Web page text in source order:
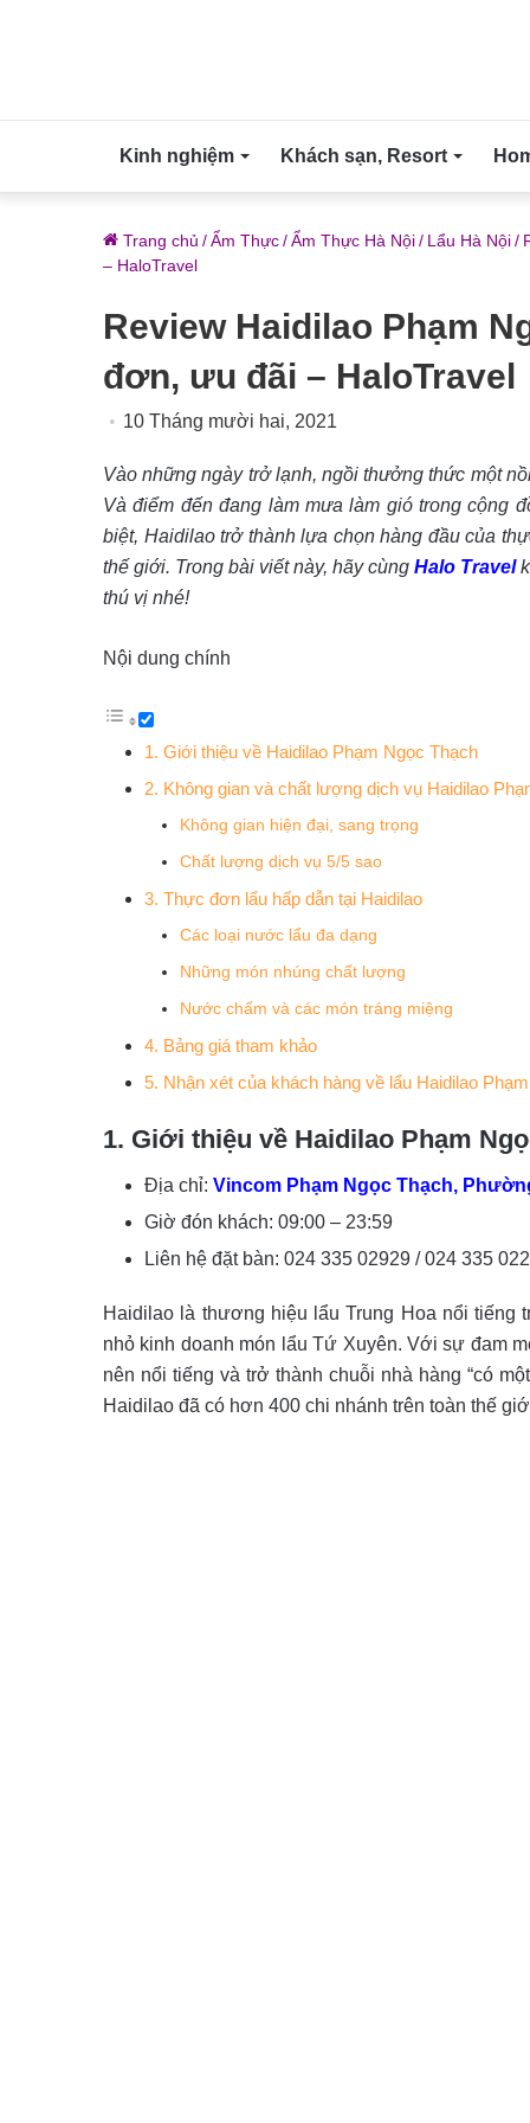
Kinh nghiệm Khách sạn, Resort
Trang chủ /Ẩm Thực/Ẩm Thực Hà Nội/ Lẩu Hà Nội/
– HaloTravel
Review Haidilao Phạm
đơn, ưu đãi – HaloTravel
10 Tháng mười hai, 2021
Vào những ngày trở lạnh, ngồi thưởng thức một
Và điểm đến đang làm mưa làm gió trong cộng
biệt, Haidilao trở thành lựa chọn hàng đầu của
thế giới. Trong bài viết này, hãy cùng Halo Travel
thú vị nhé!
Nội dung chính
1. Giới thiệu về Haidilao Phạm Ngọc Thạch
2. Không gian và chất lượng dịch vụ Haidilao
Không gian hiện đại, sang trọng
Chất lượng dịch vụ 5/5 sao
3. Thực đơn lẩu hấp dẫn tại Haidilao
Các loại nước lẩu đa dạng
Những món nhúng chất lượng
Nước chấm và các món tráng miệng
4. Bảng giá tham khảo
5. Nhận xét của khách hàng về lẩu Haidilao
1. Giới thiệu về Haidilao Phạm
Địa chỉ: Vincom Phạm Ngọc Thạch,
Giờ đón khách: 09:00 – 23:59
Liên hệ đặt bàn: 024 335 02929 / 024 335
Haidilao là thương hiệu lẩu Trung Hoa nổi tiếng
nhỏ kinh doanh món lẩu Tứ Xuyên. Với sự đam
nên nổi tiếng và trở thành chuỗi nhà hàng “có
Haidilao đã có hơn 400 chi nhánh trên toàn thế